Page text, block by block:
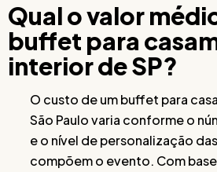
Qual o valor
buffet para
interior de SP?
O custo de um buffet para
São Paulo varia conforme o
e o nível de personalização
compõem o evento. Com